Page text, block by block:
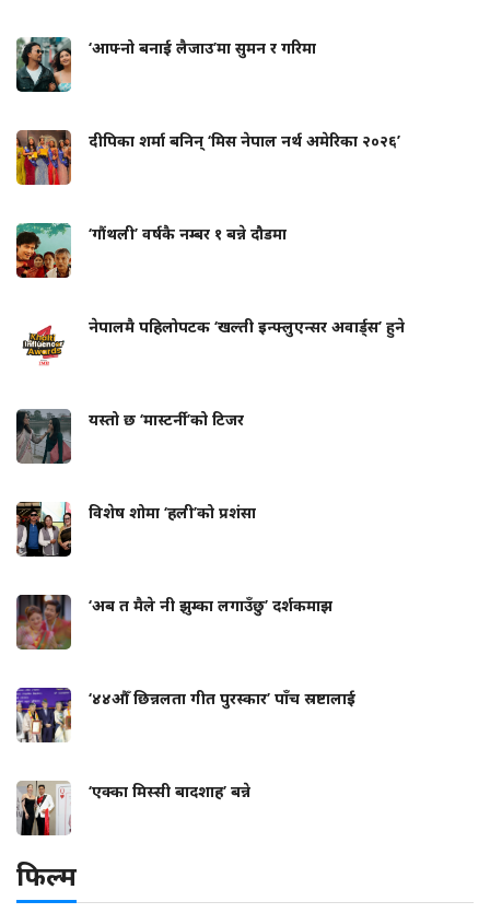
‘आफ्नो बनाई लैजाउ’मा सुमन र गरिमा
दीपिका शर्मा बनिन् ‘मिस नेपाल नर्थ अमेरिका २०२६’
‘गौंथली’ वर्षकै नम्बर १ बन्ने दौडमा
नेपालमै पहिलोपटक ‘खल्ती इन्फ्लुएन्सर अवार्ड्स’ हुने
यस्तो छ ‘मास्टर्नी’को टिजर
विशेष शोमा ‘हली’को प्रशंसा
‘अब त मैले नी झुम्का लगाउँछु’ दर्शकमाझ
‘४४औँ छिन्नलता गीत पुरस्कार’ पाँच स्रष्टालाई
‘एक्का मिस्सी बादशाह’ बन्ने
फिल्म